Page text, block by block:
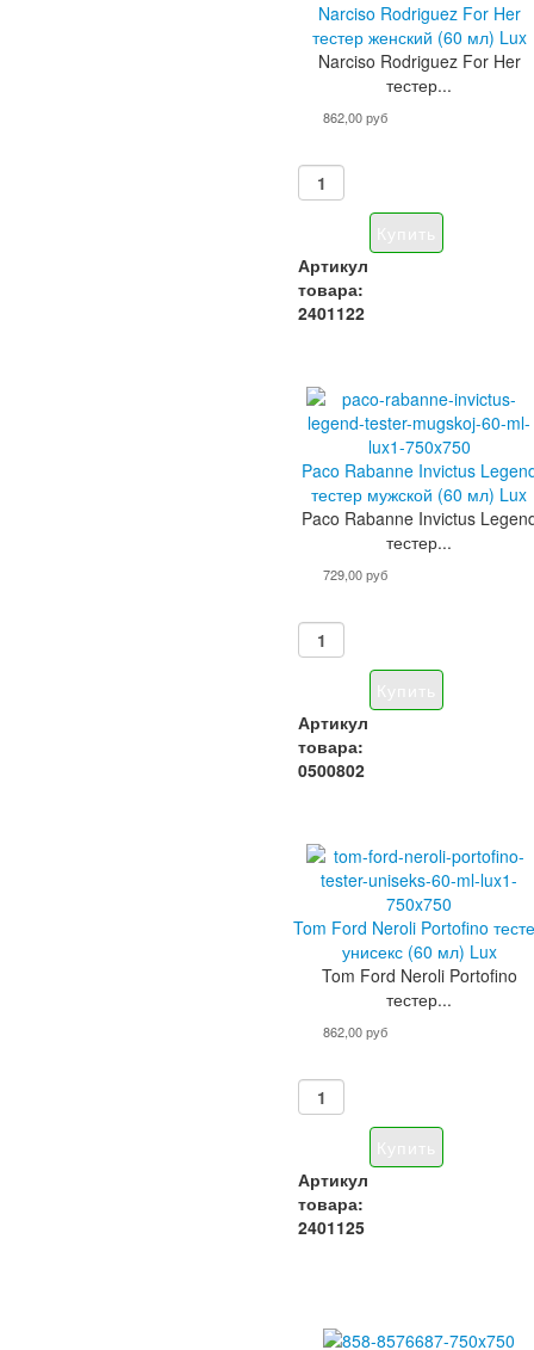
Narciso Rodriguez For Her
тестер женский (60 мл) Lux
Narciso Rodriguez For Her
тестер...
862,00 руб
Артикул
товара:
2401122
Paco Rabanne Invictus
тестер мужской (60 мл) Lux
Paco Rabanne Invictus
тестер...
729,00 руб
Артикул
товара:
0500802
Tom Ford Neroli Portofino
унисекс (60 мл) Lux
Tom Ford Neroli Portofino
тестер...
862,00 руб
Артикул
товара:
2401125